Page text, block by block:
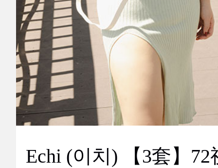
Echi (이치) 【3套】72